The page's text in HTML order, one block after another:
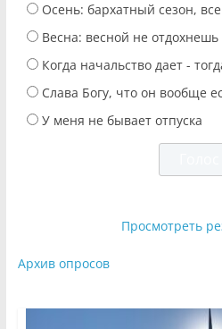
Осень: бархатный сезон,
Весна: весной не
Когда начальство дает -
Слава Богу, что он вообще
У меня не бывает отпуска
Просмотреть
Архив опросов